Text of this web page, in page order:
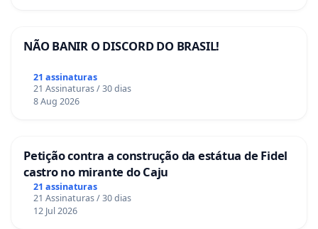
NÃO BANIR O DISCORD DO BRASIL!
21 assinaturas
21 Assinaturas / 30 dias
8 Aug 2026
Petição contra a construção da estátua de Fidel
castro no mirante do Caju
21 assinaturas
21 Assinaturas / 30 dias
12 Jul 2026